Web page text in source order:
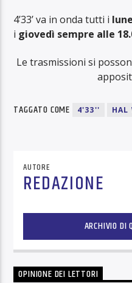
4’33’ va in onda tutti i
i giovedì sempre alle
Le trasmissioni si
TAGGATO COME 4'33'' HAL
AUTORE
REDAZIONE
ARCHIVIO DI
OPINIONE DEI LETTORI